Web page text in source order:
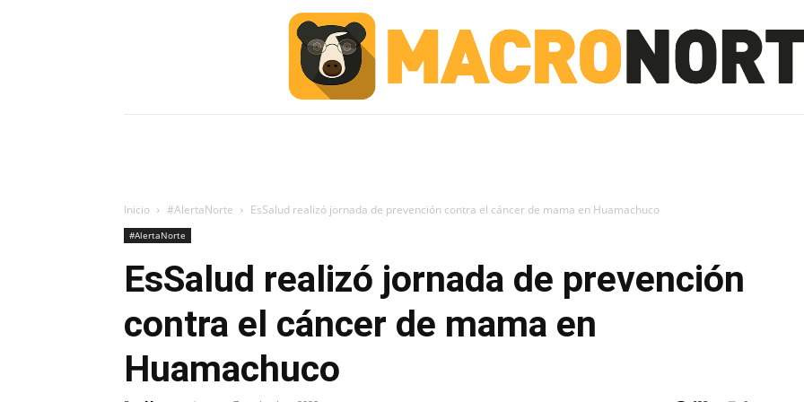
Inicio #AlertaNorte EsSalud realizó jornada de prevención contra el cáncer de mama en Huamachuco
#AlertaNorte
EsSalud realizó jornada de prevención
contra el cáncer de mama en
Huamachuco